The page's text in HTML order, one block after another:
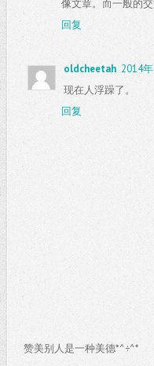
像文章。而一般的
回复
oldcheetah 2014
现在人浮躁了。
回复
赞美别人是一种美德*^÷^*